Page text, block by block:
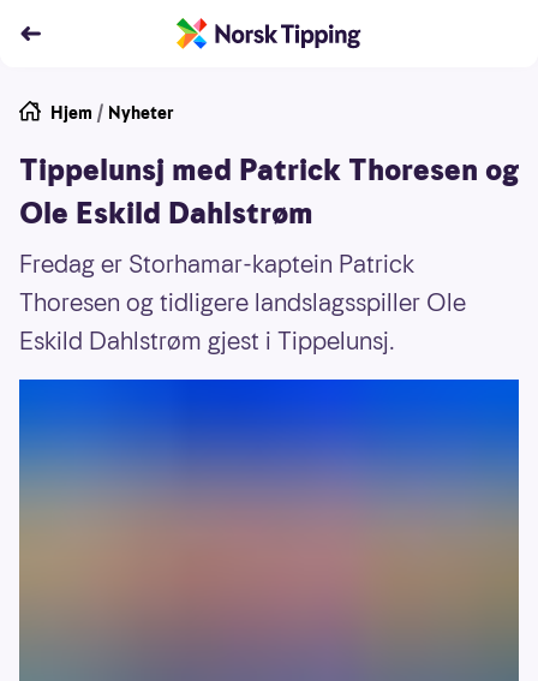
Hjem / Nyheter
Tippelunsj med Patrick Thoresen og
Ole Eskild Dahlstrøm
Fredag er Storhamar-kaptein Patrick
Thoresen og tidligere landslagsspiller Ole
Eskild Dahlstrøm gjest i Tippelunsj.